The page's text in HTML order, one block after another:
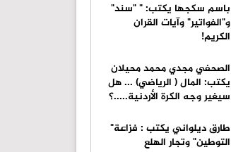
باسم سكجها يكتب: " "سند"
و"الفواتير" وآيات القران
الكريم!
الصحفي مجدي محمد محيلان
يكتب: المال ( الرياضي) ... هل
سيغير وجه الكرة الأردنية.....؟
طارق ديلواني يكتب : فزاعة"
التوطين" وتجار الهلع